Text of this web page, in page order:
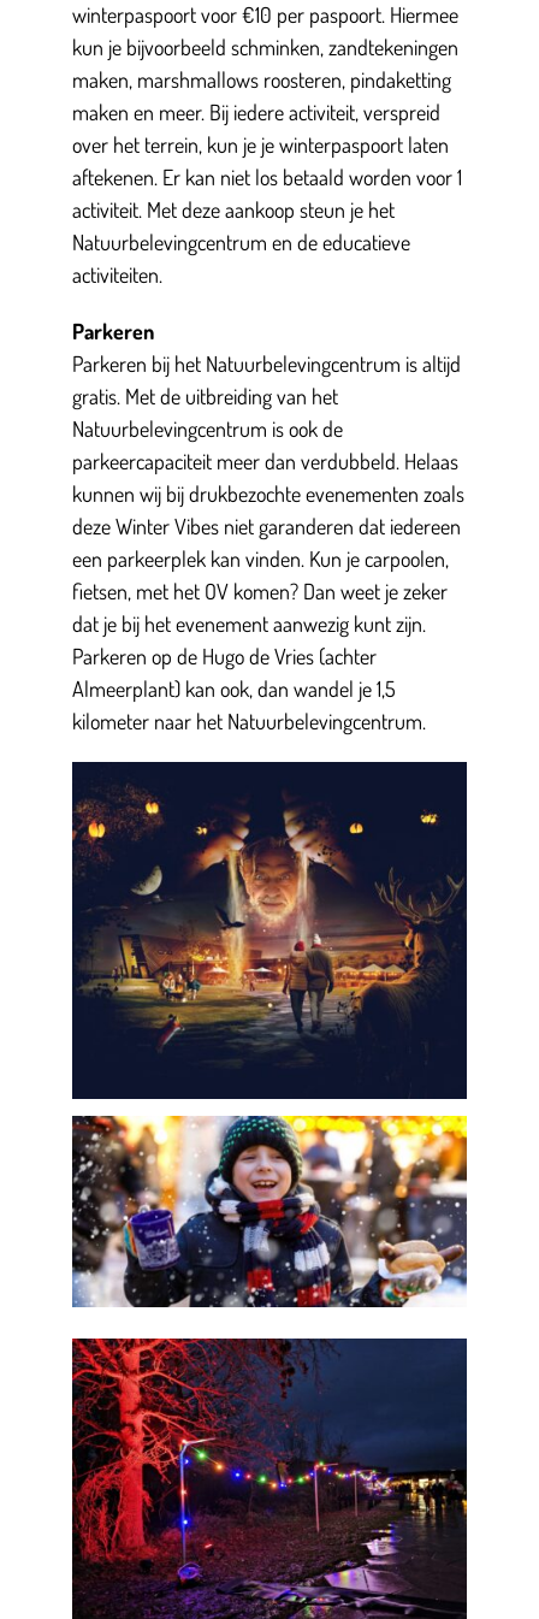
winterpaspoort voor €10 per paspoort. Hiermee
kun je bijvoorbeeld schminken, zandtekeningen
maken, marshmallows roosteren, pindaketting
maken en meer. Bij iedere activiteit, verspreid
over het terrein, kun je je winterpaspoort laten
aftekenen. Er kan niet los betaald worden voor 1
activiteit. Met deze aankoop steun je het
Natuurbelevingcentrum en de educatieve
activiteiten.
Parkeren
Parkeren bij het Natuurbelevingcentrum is altijd
gratis. Met de uitbreiding van het
Natuurbelevingcentrum is ook de
parkeercapaciteit meer dan verdubbeld. Helaas
kunnen wij bij drukbezochte evenementen zoals
deze Winter Vibes niet garanderen dat iedereen
een parkeerplek kan vinden. Kun je carpoolen,
fietsen, met het OV komen? Dan weet je zeker
dat je bij het evenement aanwezig kunt zijn.
Parkeren op de Hugo de Vries (achter
Almeerplant) kan ook, dan wandel je 1,5
kilometer naar het Natuurbelevingcentrum.